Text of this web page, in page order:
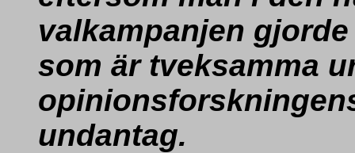
valkampanjen
som är tveksamma
undantag.